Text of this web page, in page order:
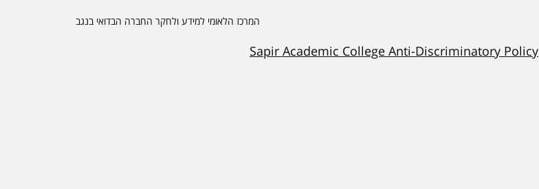
המרכז הלאומי למידע ולחקר החברה הבדואי בנגב
Sapir Academic College Anti-Discriminatory Policy